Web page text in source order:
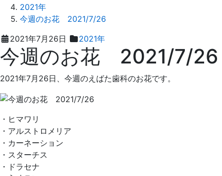
2021年
今週のお花 2021/7/26
2021年7月26日
2021年2021
月
え
歯
今週のお花 2021/7/26
2021年7月26日、今週のえばた歯科のお花です。
・ヒマワリ
・アルストロメリア
・カーネーション
・スターチス
・ドラセナ